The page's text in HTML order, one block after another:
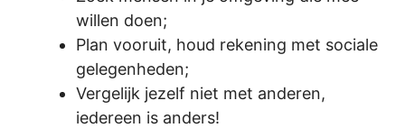
willen doen;
Plan vooruit, houd rekening met sociale
gelegenheden;
Vergelijk jezelf niet met anderen,
iedereen is anders!